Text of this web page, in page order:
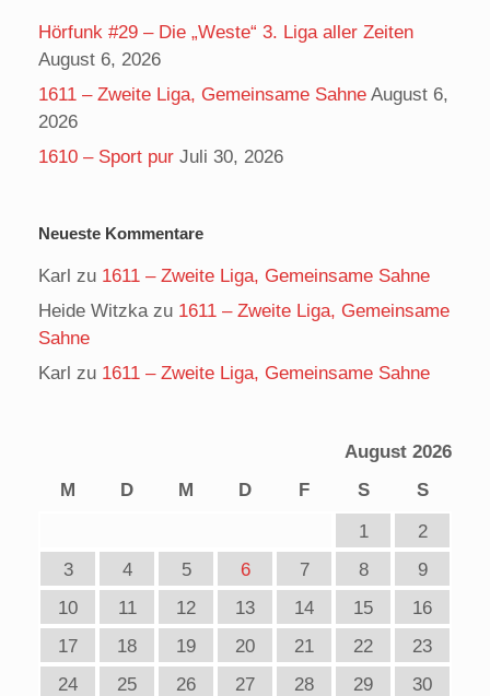
Hörfunk #29 – Die „Weste“ 3. Liga aller Zeiten
August 6, 2026
1611 – Zweite Liga, Gemeinsame Sahne August 6,
2026
1610 – Sport pur Juli 30, 2026
Neueste Kommentare
Karl zu 1611 – Zweite Liga, Gemeinsame Sahne
Heide Witzkazu 1611 – Zweite Liga, Gemeinsame
Sahne
Karl zu 1611 – Zweite Liga, Gemeinsame Sahne
August 2026
M
D M D F S
S
1
2
3
4 5 6 7 8
9
10
11 12 13 14 15
16
17
18 19 20 21 22
23
24
25 26 27 28 29
30